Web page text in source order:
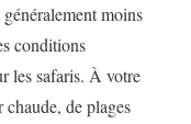
moins
conditions
les safaris. À votre
de plages